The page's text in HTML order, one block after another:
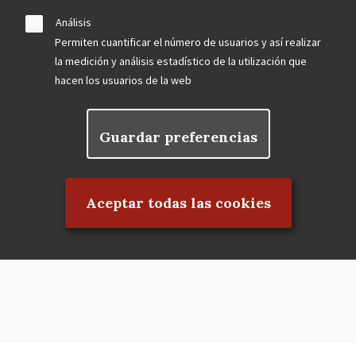
Análisis
Permiten cuantificar el número de usuarios y así realizar
la medición y análisis estadístico de la utilización que
hacen los usuarios de la web
Guardar preferencias
Aceptar todas las cookies